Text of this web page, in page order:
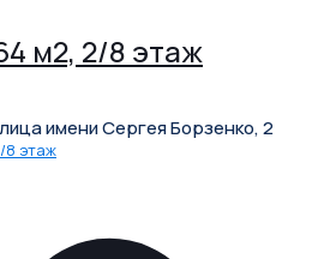
м2, 2/8 этаж
имени Сергея Борзенко, 2